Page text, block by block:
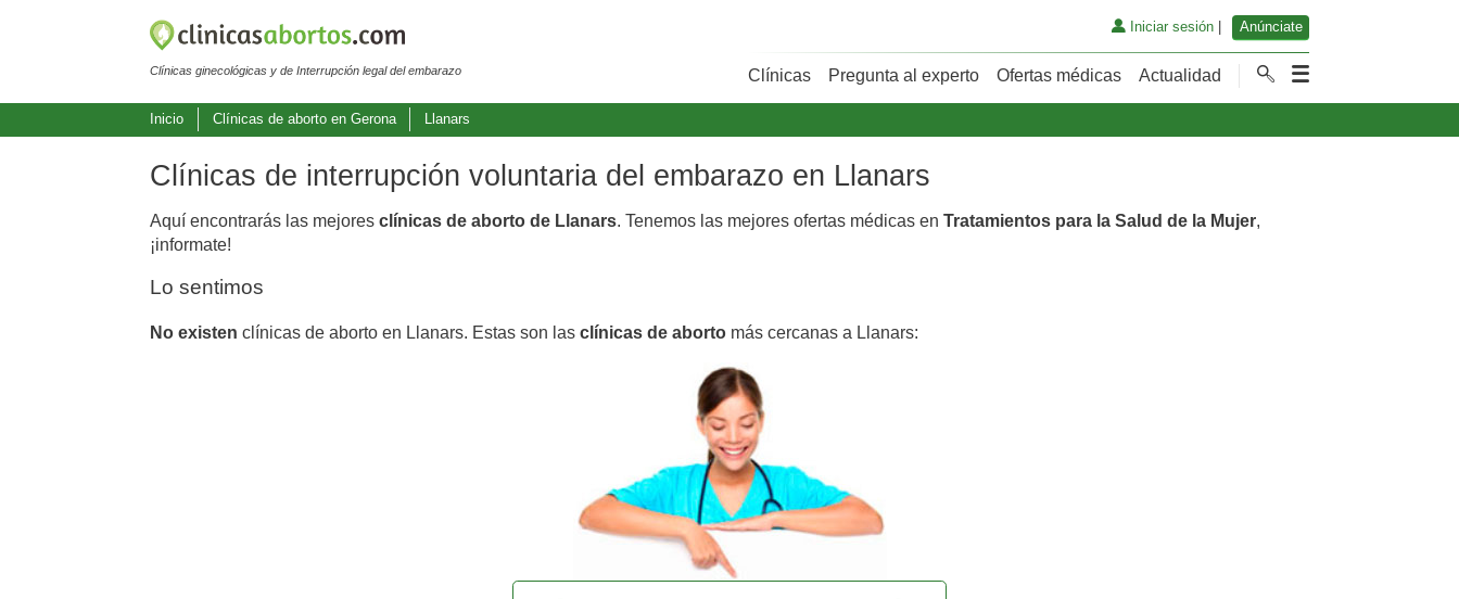
Clínicas ginecológicas y de Interrupción legal del embarazo
Iniciar sesión| Anúnciate
Clínicas Pregunta al experto Ofertas médicas Actualidad
Inicio Clínicas de aborto en Gerona Llanars
Clínicas de interrupción voluntaria del embarazo en Llanars
Aquí encontrarás las mejores clínicas de aborto de Llanars. Tenemos las mejores ofertas médicas en Tratamientos para la Salud de la Mujer,
¡informate!
Lo sentimos
No existen clínicas de aborto en Llanars. Estas son las clínicas de aborto más cercanas a Llanars: